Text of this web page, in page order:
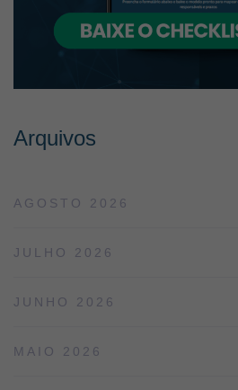
Arquivos
AGOSTO 2026
JULHO 2026
JUNHO 2026
MAIO 2026